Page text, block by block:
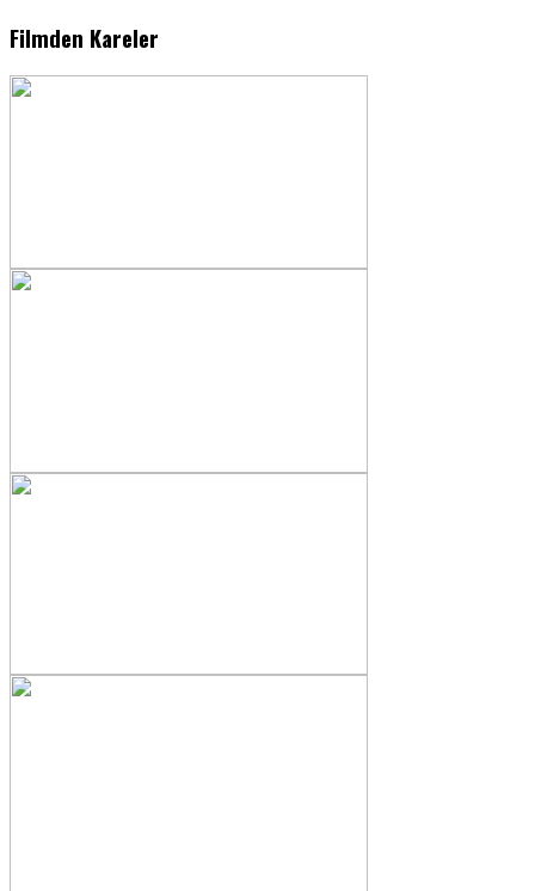
Filmden Kareler